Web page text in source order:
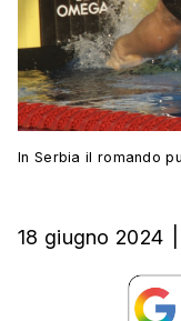
In Serbia il romando
18 giugno 2024